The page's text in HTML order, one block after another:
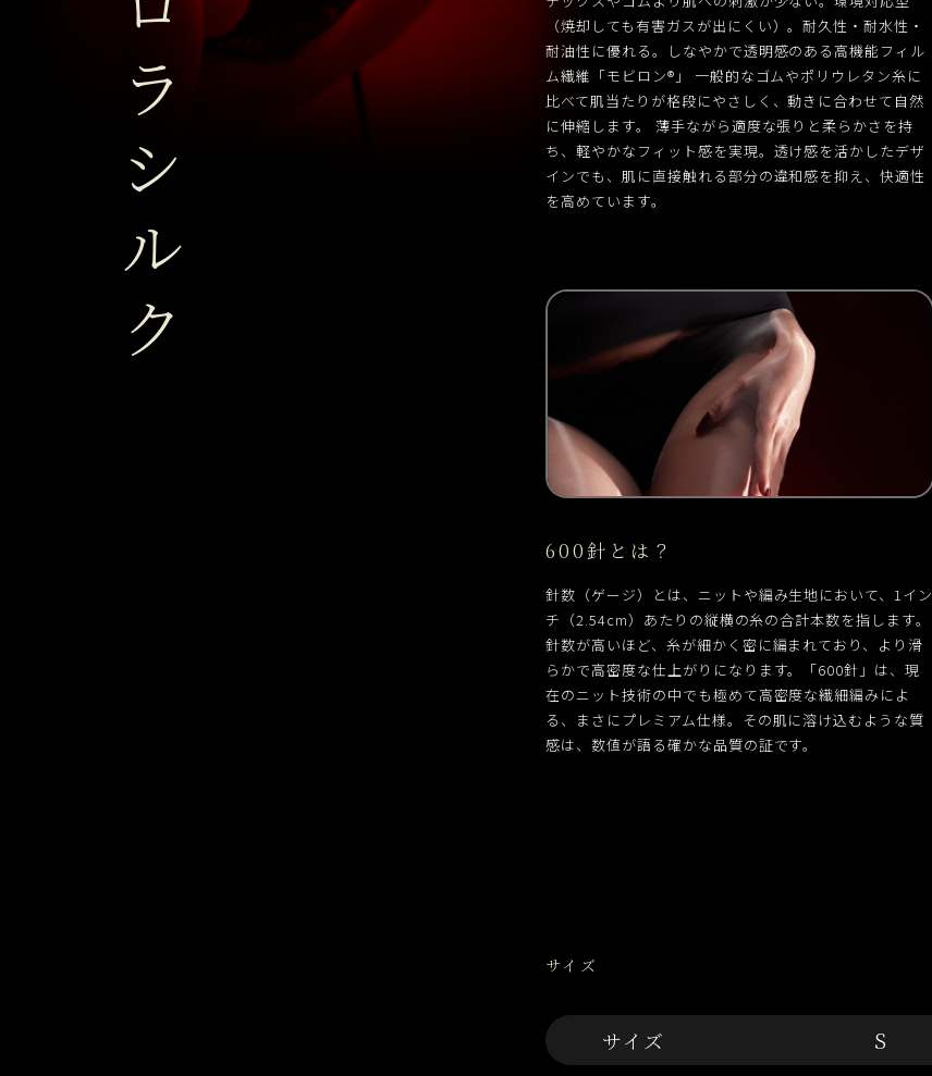
（焼却しても有害ガスが出にくい）。耐久性・耐水性・
耐油性に優れる。しなやかで透明感のある高機能フィル
ム繊維「モビロン®」 一般的なゴムやポリウレタン糸に
比べて肌当たりが格段にやさしく、動きに合わせて自然
に伸縮します。 薄手ながら適度な張りと柔らかさを持
ち、軽やかなフィット感を実現。透け感を活かしたデザ
インでも、肌に直接触れる部分の違和感を抑え、快適性
を高めています。
600針とは？
針数（ゲージ）とは、ニットや編み生地において、1イン
チ（2.54cm）あたりの縦横の糸の合計本数を指します。
針数が高いほど、糸が細かく密に編まれており、より滑
らかで高密度な仕上がりになります。「600針」は、現
在のニット技術の中でも極めて高密度な繊細編みによ
る、まさにプレミアム仕様。その肌に溶け込むような質
感は、数値が語る確かな品質の証です。
サイズ
サイズ S